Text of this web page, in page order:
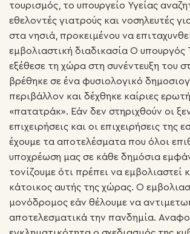
τουρισμός, το υπουργείο Υγείας
εθελοντές γιατρούς και νοσηλευτές
στα νησιά, προκειμένου να
εμβολιαστική διαδικασία Ο υπουργός
εξέθεσε τη χώρα στη συνέντευξη του
βρέθηκε σε ένα φυσιολογικό
περιβάλλον και δέχθηκε καίριες
«πατατράκ». Εάν δεν στηριχθούν οι
επιχειρήσεις και οι επιχειρήσεις της
έχουμε τα αποτελέσματα που όλοι
υποχρέωση μας σε κάθε δημόσια
τονίζουμε ότι πρέπει να εμβολιαστεί
κάτοικος αυτής της χώρας. Ο
μονόδρομος εάν θέλουμε να
αποτελεσματικά την πανδημία.